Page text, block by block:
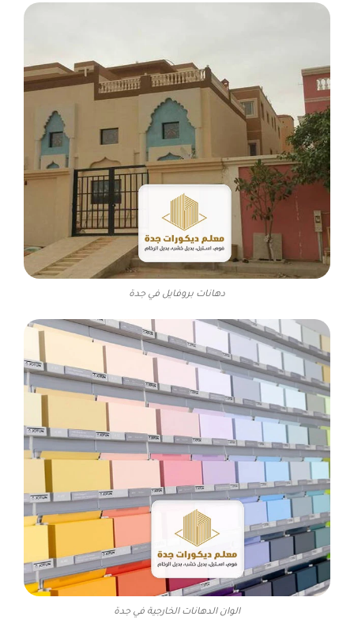
دهانات بروفايل في جدة
الوان الدهانات الخارجية في جدة